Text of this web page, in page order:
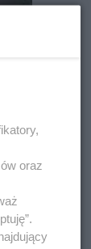
oraz